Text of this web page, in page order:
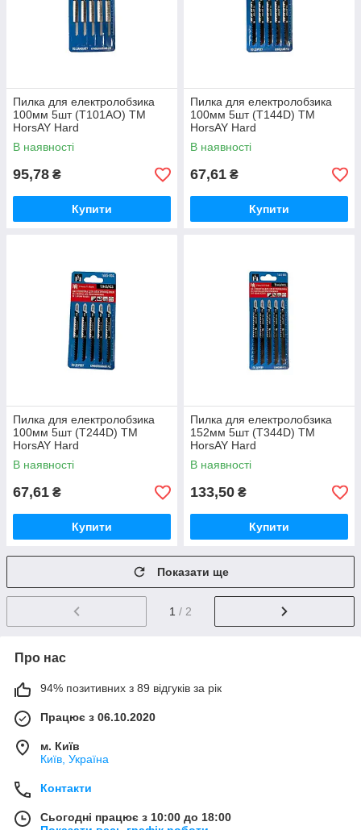
Пилка для електролобзика
100мм 5шт (T101AO) ТМ
HorsAY Hard
В наявності
95,78 ₴
Купити
Пилка для електролобзика
100мм 5шт (T144D) ТМ
HorsAY Hard
В наявності
67,61 ₴
Купити
Пилка для електролобзика
100мм 5шт (T244D) ТМ
HorsAY Hard
В наявності
67,61 ₴
Купити
Пилка для електролобзика
152мм 5шт (T344D) ТМ
HorsAY Hard
В наявності
133,50 ₴
Купити
Показати ще
1 / 2
Про нас
94% позитивних з 89 відгуків за рік
Працює з 06.10.2020
м. Київ
Київ, Україна
Контакти
Сьогодні працює з 10:00 до 18:00